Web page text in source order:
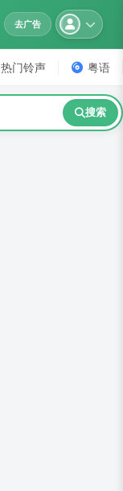
去广告
热门铃声 粤语
搜索